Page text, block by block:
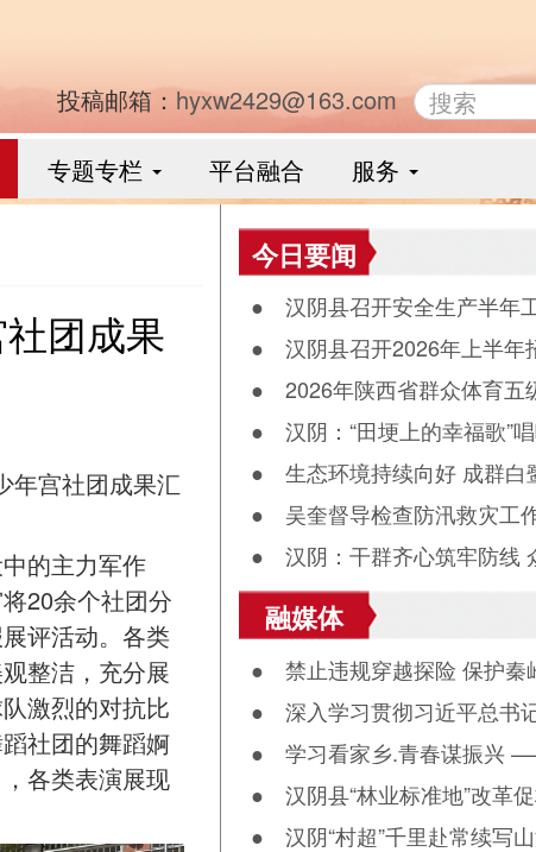
投稿邮箱： hyxw2429@163.com
专题专栏 平台融合 服务
团成果
年宫社团成果汇
的主力军作
20余个社团分
评活动。各类
整洁，充分展
激烈的对抗比
社团的舞蹈婀
各类表演展现
今日要闻
● 汉阴县召开安全生产半年
食品药品安全委员会全体会议
● 汉阴县召开2026年上半年
作晾晒会（党群、中省驻汉部
● 2026年陕西省群众体育五
阴县第十二届“能量金徽·文峰杯
落幕
● 汉阴：“田埂上的幸福歌”
兴“好声音”
● 生态环境持续向好 成群白
月河觅食
● 吴奎督导检查防汛救灾工
● 汉阴：干群齐心筑牢防线
护平安度汛
融媒体
● 禁止违规穿越探险 保护秦
● 深入学习贯彻习近平总书
共产党成立105周年大会上重
评之八
● 学习看家乡.青春谋振兴
关镇组织返乡大学生看家乡、
● 汉阴县“林业标准地”改革
● 汉阴“村超”千里赴常续写